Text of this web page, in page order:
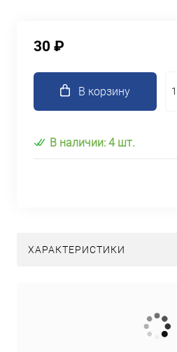
30 ₽
В корзину
В наличии: 4 шт.
ХАРАКТЕРИСТИКИ